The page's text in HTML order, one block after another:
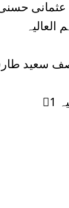
عثمانی
سعید